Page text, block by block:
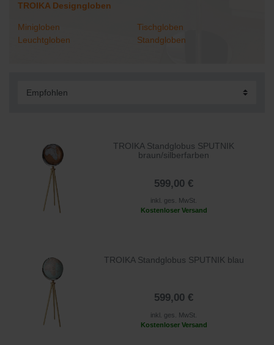
TROIKA Designgloben
Minigloben
Tischgloben
Leuchtgloben
Standgloben
TROIKA Standglobus SPUTNIK
braun/silberfarben
599,00 €
inkl. ges. MwSt.
Kostenloser Versand
TROIKA Standglobus SPUTNIK blau
599,00 €
inkl. ges. MwSt.
Kostenloser Versand